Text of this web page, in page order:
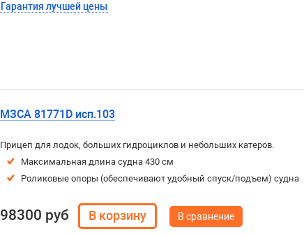
Гарантия лучшей цены
МЗСА 81771D исп.103
Прицеп для лодок, больших гидроциклов и небольших катеров.
Максимальная длина судна 430 см
Роликовые опоры (обеспечивают удобный спуск/подъем) судна
98300 руб В сравнение